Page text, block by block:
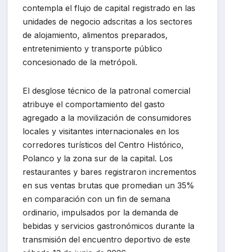
contempla el flujo de capital registrado en las
unidades de negocio adscritas a los sectores
de alojamiento, alimentos preparados,
entretenimiento y transporte público
concesionado de la metrópoli.
El desglose técnico de la patronal comercial
atribuye el comportamiento del gasto
agregado a la movilización de consumidores
locales y visitantes internacionales en los
corredores turísticos del Centro Histórico,
Polanco y la zona sur de la capital. Los
restaurantes y bares registraron incrementos
en sus ventas brutas que promedian un 35%
en comparación con un fin de semana
ordinario, impulsados por la demanda de
bebidas y servicios gastronómicos durante la
transmisión del encuentro deportivo de este